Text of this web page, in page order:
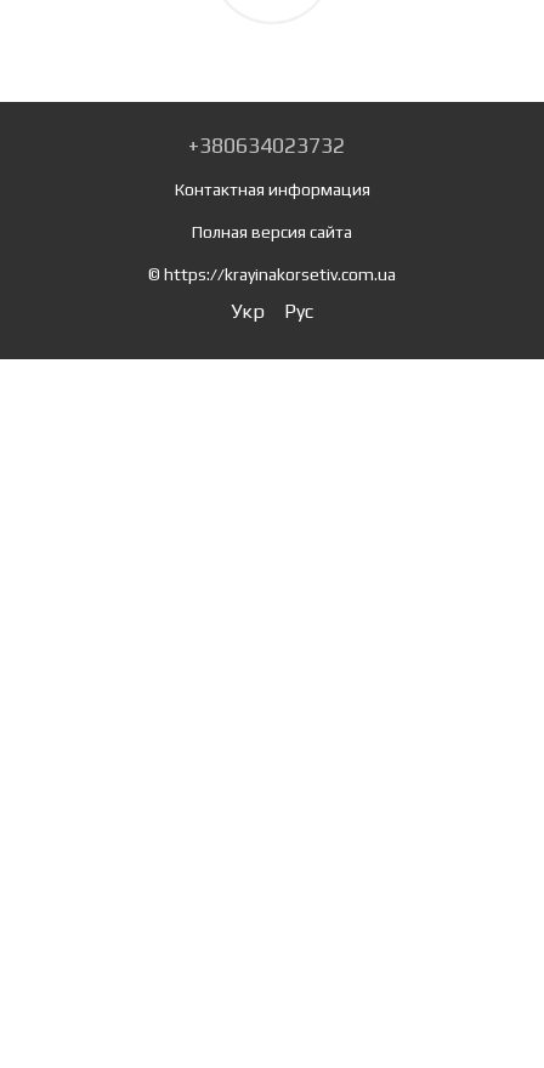
+380634023732
Контактная информация
Полная версия сайта
© https://krayinakorsetiv.com.ua
Укр Рус